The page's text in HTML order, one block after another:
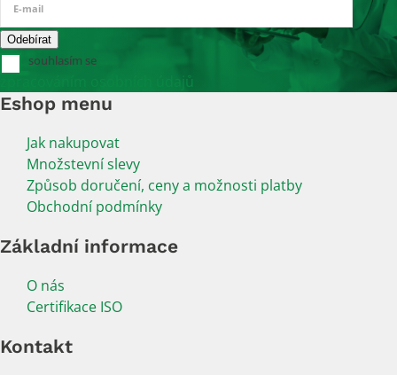
E-mail
souhlasím se
zpracováním osobních údajů
Eshop menu
Jak nakupovat
Množstevní slevy
Způsob doručení, ceny a možnosti platby
Obchodní podmínky
Základní informace
O nás
Certifikace ISO
Kontakt